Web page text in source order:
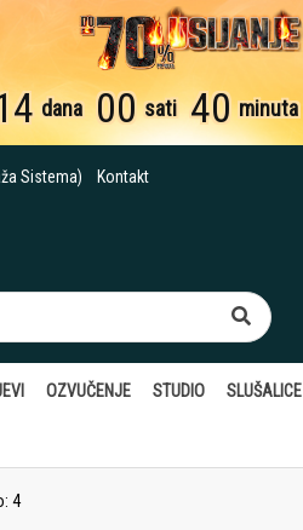
dana 00 sati 40 minuta
Sistema) Kontakt
OZVUČENJE STUDIO SLUŠALICE
4